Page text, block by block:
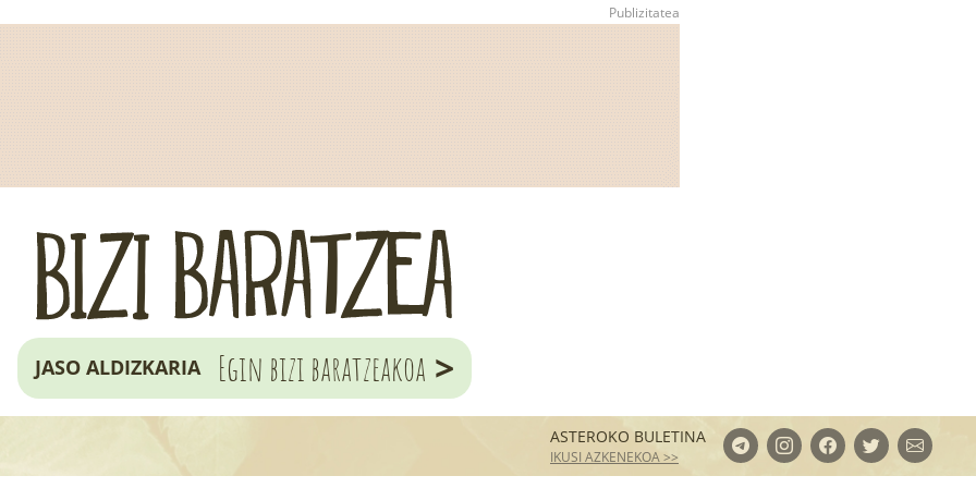
JASO ALDIZKARIA Egin bizi baratzeakoa >
ASTEROKO BULETINA
IKUSI AZKENEKOA >>